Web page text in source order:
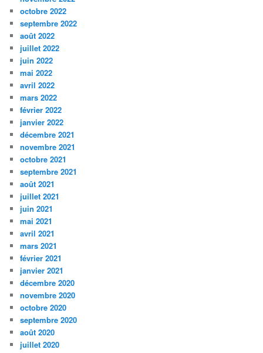
octobre 2022
septembre 2022
août 2022
juillet 2022
juin 2022
mai 2022
avril 2022
mars 2022
février 2022
janvier 2022
décembre 2021
novembre 2021
octobre 2021
septembre 2021
août 2021
juillet 2021
juin 2021
mai 2021
avril 2021
mars 2021
février 2021
janvier 2021
décembre 2020
novembre 2020
octobre 2020
septembre 2020
août 2020
juillet 2020